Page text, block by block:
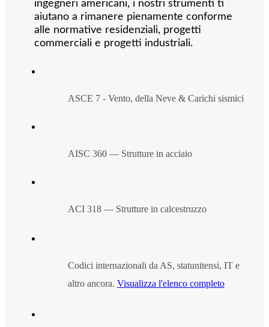
ingegneri americani, i nostri strumenti ti
aiutano a rimanere pienamente conforme
alle normative residenziali, progetti
commerciali e progetti industriali.
ASCE 7 - Vento, della Neve & Carichi sismici
AISC 360 — Strutture in acciaio
ACI 318 — Strutture in calcestruzzo
Codici internazionali da AS, statunitensi, IT e
altro ancora. Visualizza l'elenco completo